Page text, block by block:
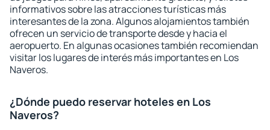
informativos sobre las atracciones turísticas más
interesantes de la zona. Algunos alojamientos también
ofrecen un servicio de transporte desde y hacia el
aeropuerto. En algunas ocasiones también recomiendan
visitar los lugares de interés más importantes en Los
Naveros.
¿Dónde puedo reservar hoteles en Los
Naveros?